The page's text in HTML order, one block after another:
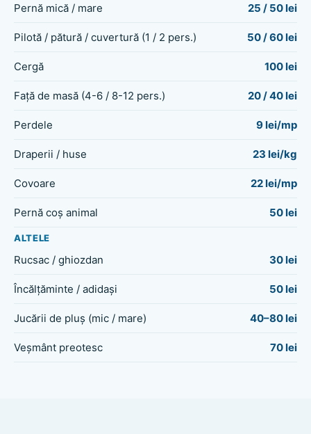
Pernă mică / mare 25 / 50 lei
Pilotă / pătură / cuvertură (1 / 2 pers.) 50 / 60 lei
Cergă 100 lei
Față de masă (4-6 / 8-12 pers.) 20 / 40 lei
Perdele 9 lei/mp
Draperii / huse 23 lei/kg
Covoare 22 lei/mp
Pernă coș animal 50 lei
ALTELE
Rucsac / ghiozdan 30 lei
Încălțăminte / adidași 50 lei
Jucării de pluș (mic / mare) 40–80 lei
Veșmânt preotesc 70 lei